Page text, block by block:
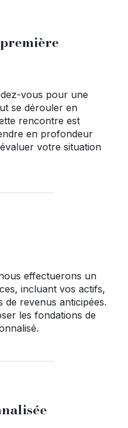
vous pour une
se dérouler en
rencontre est
en profondeur
votre situation
effectuerons un
incluant vos actifs,
de revenus anticipées.
les fondations de